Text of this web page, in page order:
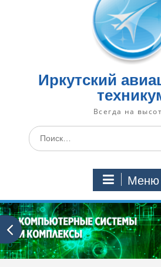
Иркутский
Всегда на
Искать:
Меню